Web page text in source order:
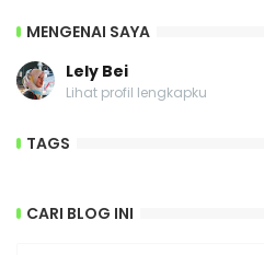
MENGENAI SAYA
Lely Bei
Lihat profil lengkapku
TAGS
CARI BLOG INI